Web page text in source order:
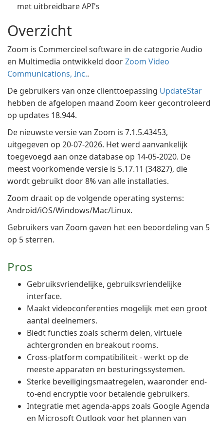
met uitbreidbare API's
Overzicht
Zoom is Commercieel software in de categorie Audio
en Multimedia ontwikkeld doorZoom Video
Communications, Inc..
De gebruikers van onze clienttoepassing UpdateStar
hebben de afgelopen maand Zoom keer gecontroleerd
op updates 18.944.
De nieuwste versie van Zoom is 7.1.5.43453,
uitgegeven op 20-07-2026. Het werd aanvankelijk
toegevoegd aan onze database op 14-05-2020. De
meest voorkomende versie is 5.17.11 (34827), die
wordt gebruikt door 8% van alle installaties.
Zoom draait op de volgende operating systems:
Android/iOS/Windows/Mac/Linux.
Gebruikers van Zoom gaven het een beoordeling van 5
op 5 sterren.
Pros
Gebruiksvriendelijke, gebruiksvriendelijke
interface.
Maakt videoconferenties mogelijk met een groot
aantal deelnemers.
Biedt functies zoals scherm delen, virtuele
achtergronden en breakout rooms.
Cross-platform compatibiliteit - werkt op de
meeste apparaten en besturingssystemen.
Sterke beveiligingsmaatregelen, waaronder end-
to-end encryptie voor betalende gebruikers.
Integratie met agenda-apps zoals Google Agenda
en Microsoft Outlook voor het plannen van